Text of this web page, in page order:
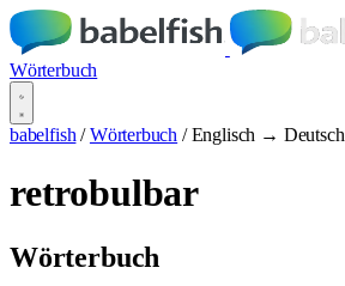
Wörterbuch
babelfish / Wörterbuch / Englisch → Deutsch
retrobulbar
Wörterbuch